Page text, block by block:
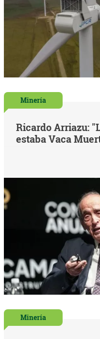
Minería
Ricardo Arriazu:
estaba Vaca
Minería